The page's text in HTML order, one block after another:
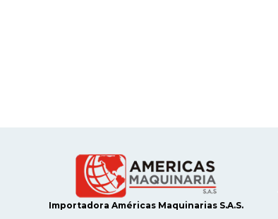
Importadora Américas Maquinarias S.A.S.